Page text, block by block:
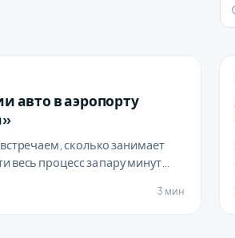
авто в аэропорту
сколько занимает
весь процесс за пару минут
3 мин